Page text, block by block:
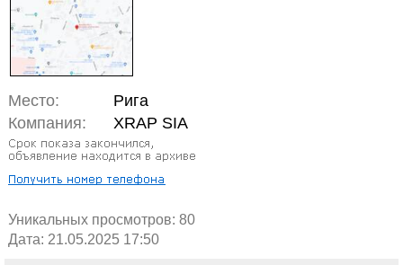
Место:
Рига
Компания:
XRAP SIA
Уникальных просмотров: 80
Дата: 21.05.2025 17:50